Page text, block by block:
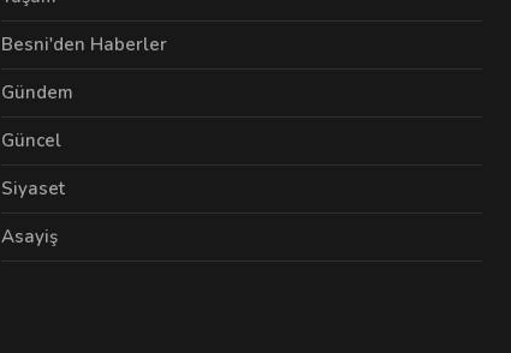
Besni'den Haberler
Gündem
Güncel
Siyaset
Asayiş